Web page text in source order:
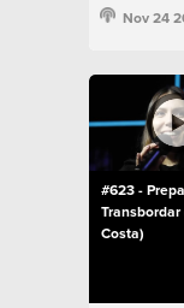
Nov 24
#623 -
Transbordar
Costa)